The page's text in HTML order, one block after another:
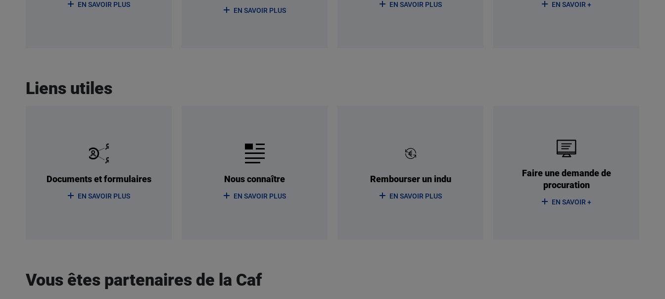
EN SAVOIR PLUS
EN SAVOIR PLUS
EN SAVOIR PLUS EN SAVOIR +
Liens utiles
Documents et formulaires
EN SAVOIR PLUS
Nous connaître
EN SAVOIR PLUS
Rembourser un indu
EN SAVOIR PLUS
Faire une demande de
procuration
EN SAVOIR +
Titre
Vous êtes partenaires de la Caf